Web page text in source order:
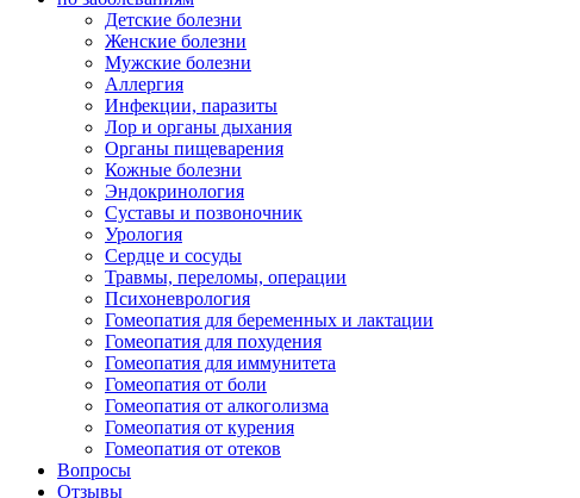
Детские болезни
Женские болезни
Мужские болезни
Аллергия
Инфекции, паразиты
Лор и органы дыхания
Органы пищеварения
Кожные болезни
Эндокринология
Суставы и позвоночник
Урология
Сердце и сосуды
Травмы, переломы, операции
Психоневрология
Гомеопатия для беременных и лактации
Гомеопатия для похудения
Гомеопатия для иммунитета
Гомеопатия от боли
Гомеопатия от алкоголизма
Гомеопатия от курения
Гомеопатия от отеков
Вопросы
Отзывы